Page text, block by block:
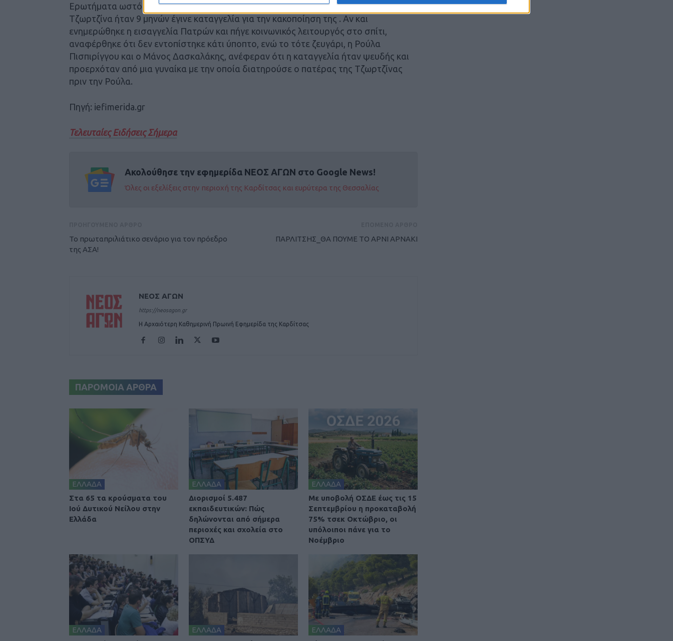
Ερωτήματα ωστόσο προκαλεί το γεγονός ότι τον Αύγουστο του 2014 , όταν η
Τζωρτζίνα ήταν 9 μηνών έγινε καταγγελία για την κακοποίηση της . Αν και
ενημερώθηκε η εισαγγελία Πατρών και πήγε κοινωνικός λειτουργός στο σπίτι,
αναφέρθηκε ότι δεν εντοπίστηκε κάτι ύποπτο, ενώ το τότε ζευγάρι, η Ρούλα
Πισπιρίγγου και ο Μάνος Δασκαλάκης, ανέφεραν ότι η καταγγελία ήταν ψευδής και
προερχόταν από μια γυναίκα με την οποία διατηρούσε ο πατέρας της Τζωρτζίνας
πριν την Ρούλα.
Πηγή: iefimerida.gr
Τελευταίες Ειδήσεις Σήμερα
Ακολούθησε την εφημερίδα ΝΕΟΣ ΑΓΩΝ στο Google News!
Όλες οι εξελίξεις στην περιοχή της Καρδίτσας και ευρύτερα της Θεσσαλίας
Το πρωταπριλιάτικο σενάριο για τον πρόεδρο
της ΑΣΑ!
ΠΑΡΛΙΤΣΗΣ_ΘΑ ΠΟΥΜΕ ΤΟ ΑΡΝΙ ΑΡΝΑΚΙ
ΝΕΟΣ ΑΓΩΝ
https://neosagon.gr
Η Αρχαιότερη Καθημερινή Πρωινή Εφημερίδα της Καρδίτσας
ΠΑΡΟΜΟΙΑ ΑΡΘΡΑ
ΕΛΛΑΔΑ
Στα 65 τα κρούσματα του
Ιού Δυτικού Νείλου στην
Ελλάδα
ΕΛΛΑΔΑ
Διορισμοί 5.487
εκπαιδευτικών: Πώς
δηλώνονται από σήμερα
περιοχές και σχολεία στο
ΟΠΣΥΔ
ΕΛΛΑΔΑ
Με υποβολή ΟΣΔΕ έως τις 15
Σεπτεμβρίου η προκαταβολή
75% τσεκ Οκτώβριο, οι
υπόλοιποι πάνε για το
Νοέμβριο
ΕΛΛΑΔΑ
ΕΛΛΑΔΑ
ΕΛΛΑΔΑ